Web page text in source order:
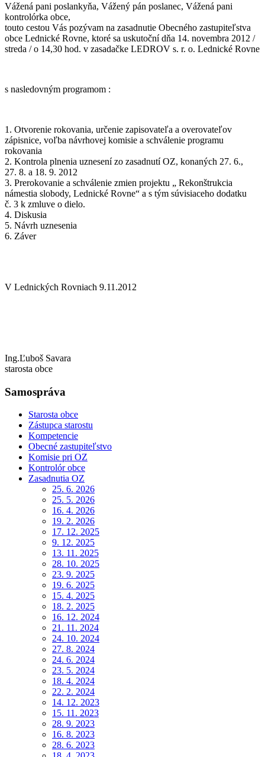
Vážená pani poslankyňa, Vážený pán poslanec, Vážená pani
kontrolórka obce,
touto cestou Vás pozývam na zasadnutie Obecného zastupiteľstva
obce Lednické Rovne, ktoré sa uskutoční dňa 14. novembra 2012 /
streda / o 14,30 hod. v zasadačke LEDROV s. r. o. Lednické Rovne
s nasledovným programom :
1. Otvorenie rokovania, určenie zapisovateľa a overovateľov
zápisnice, voľba návrhovej komisie a schválenie programu
rokovania
2. Kontrola plnenia uznesení zo zasadnutí OZ, konaných 27. 6.,
27. 8. a 18. 9. 2012
3. Prerokovanie a schválenie zmien projektu „ Rekonštrukcia
námestia slobody, Lednické Rovne“ a s tým súvisiaceho dodatku
č. 3 k zmluve o dielo.
4. Diskusia
5. Návrh uznesenia
6. Záver
V Lednických Rovniach 9.11.2012
Ing.Ľuboš Savara
starosta obce
Samospráva
Starosta obce
Zástupca starostu
Kompetencie
Obecné zastupiteľstvo
Komisie pri OZ
Kontrolór obce
Zasadnutia OZ
25. 6. 2026
25. 5. 2026
16. 4. 2026
19. 2. 2026
17. 12. 2025
9. 12. 2025
13. 11. 2025
28. 10. 2025
23. 9. 2025
19. 6. 2025
15. 4. 2025
18. 2. 2025
16. 12. 2024
21. 11. 2024
24. 10. 2024
27. 8. 2024
24. 6. 2024
23. 5. 2024
18. 4. 2024
22. 2. 2024
14. 12. 2023
15. 11. 2023
28. 9. 2023
16. 8. 2023
28. 6. 2023